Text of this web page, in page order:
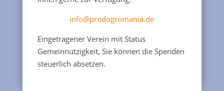
info@prodogromania.de
Eingetragener Verein mit Status
Gemeinnützigkeit, Sie können die Spenden
steuerlich absetzen.